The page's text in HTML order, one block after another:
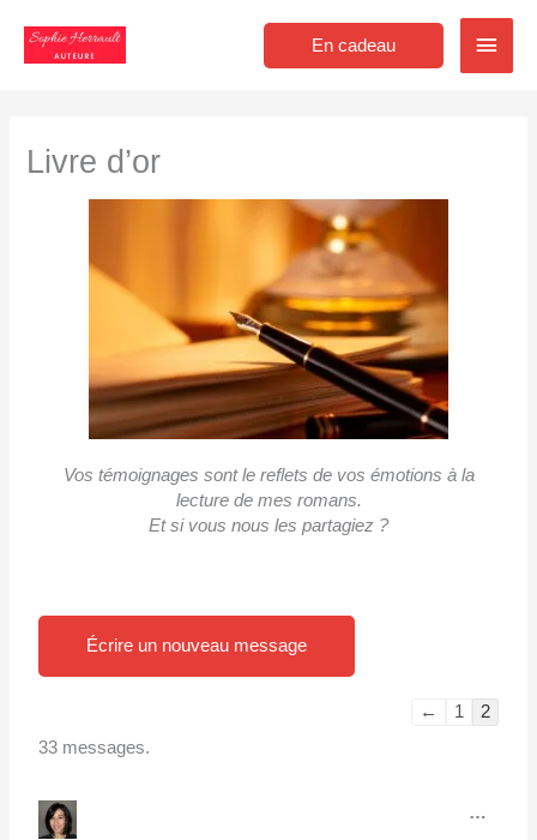
contenu
Menu
En cadeau
Livre d’or
Vos témoignages sont le reflets de vos émotions à la
lecture de mes romans.
Et si vous nous les partagiez ?
← 1
2
33 messages.
…
cette